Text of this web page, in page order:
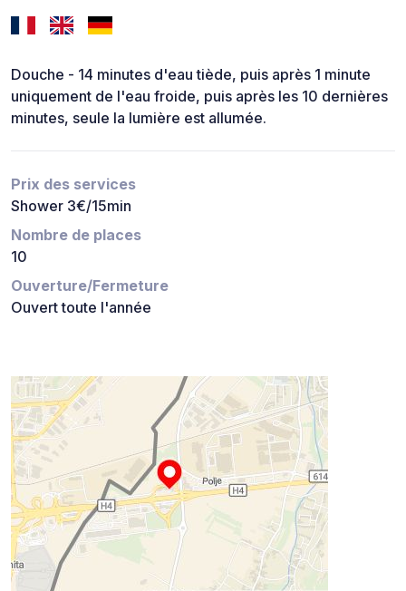
Douche - 14 minutes d'eau tiède, puis après 1 minute
uniquement de l'eau froide, puis après les 10 dernières
minutes, seule la lumière est allumée.
Prix des services
Shower 3€/15min
Nombre de places
10
Ouverture/Fermeture
Ouvert toute l'année